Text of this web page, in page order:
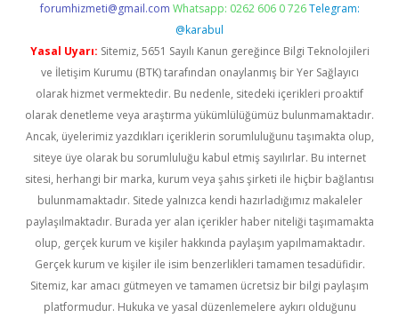
forumhizmeti@gmail.com Whatsapp: 0262 606 0 726 Telegram:
@karabul
Yasal Uyarı: Sitemiz, 5651 Sayılı Kanun gereğince Bilgi Teknolojileri
ve İletişim Kurumu (BTK) tarafından onaylanmış bir Yer Sağlayıcı
olarak hizmet vermektedir. Bu nedenle, sitedeki içerikleri proaktif
olarak denetleme veya araştırma yükümlülüğümüz bulunmamaktadır.
Ancak, üyelerimiz yazdıkları içeriklerin sorumluluğunu taşımakta olup,
siteye üye olarak bu sorumluluğu kabul etmiş sayılırlar. Bu internet
sitesi, herhangi bir marka, kurum veya şahıs şirketi ile hiçbir bağlantısı
bulunmamaktadır. Sitede yalnızca kendi hazırladığımız makaleler
paylaşılmaktadır. Burada yer alan içerikler haber niteliği taşımamakta
olup, gerçek kurum ve kişiler hakkında paylaşım yapılmamaktadır.
Gerçek kurum ve kişiler ile isim benzerlikleri tamamen tesadüfidir.
Sitemiz, kar amacı gütmeyen ve tamamen ücretsiz bir bilgi paylaşım
platformudur. Hukuka ve yasal düzenlemelere aykırı olduğunu